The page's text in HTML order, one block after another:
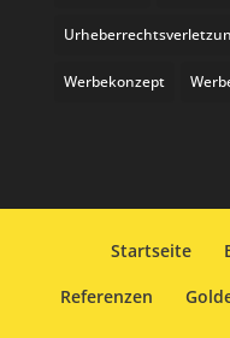
Werbekonzept
Startseite
Referenzen